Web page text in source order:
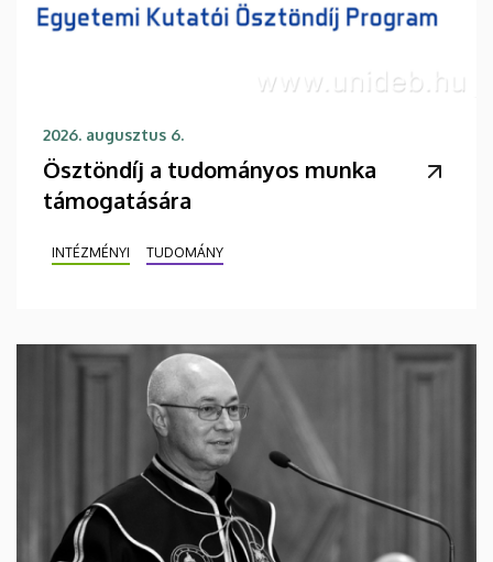
2026. augusztus 6.
Ösztöndíj a tudományos munka
támogatására
INTÉZMÉNYI TUDOMÁNY